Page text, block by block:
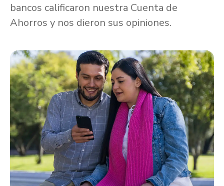
bancos calificaron nuestra Cuenta de
Ahorros y nos dieron sus opiniones.